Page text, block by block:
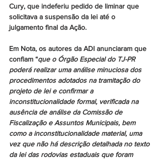
Cury, que indeferiu pedido de liminar que
solicitava a suspensão da lei até o
julgamento final da Ação.
Em Nota, os autores da ADI anunciaram que
confiam “que o Órgão Especial do TJ-PR
poderá realizar uma análise minuciosa dos
procedimentos adotados na tramitação do
projeto de lei e confirmar a
inconstitucionalidade formal, verificada na
ausência de análise da Comissão de
Fiscalização e Assuntos Municipais, bem
como a inconstitucionalidade material, uma
vez que não há descrição detalhada no texto
da lei das rodovias estaduais que foram